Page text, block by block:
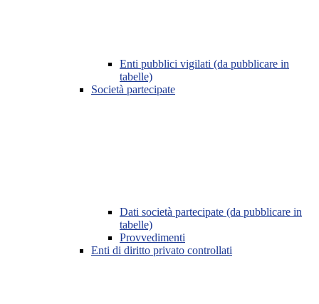
Enti pubblici vigilati (da pubblicare in
tabelle)
Società partecipate
Dati società partecipate (da pubblicare in
tabelle)
Provvedimenti
Enti di diritto privato controllati